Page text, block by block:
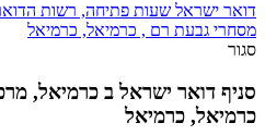
מסחרי גבעת רם , כרמיאל, כרמיאל
סגור
סניף דואר ישראל ב כרמיאל,
כרמיאל, כרמיאל